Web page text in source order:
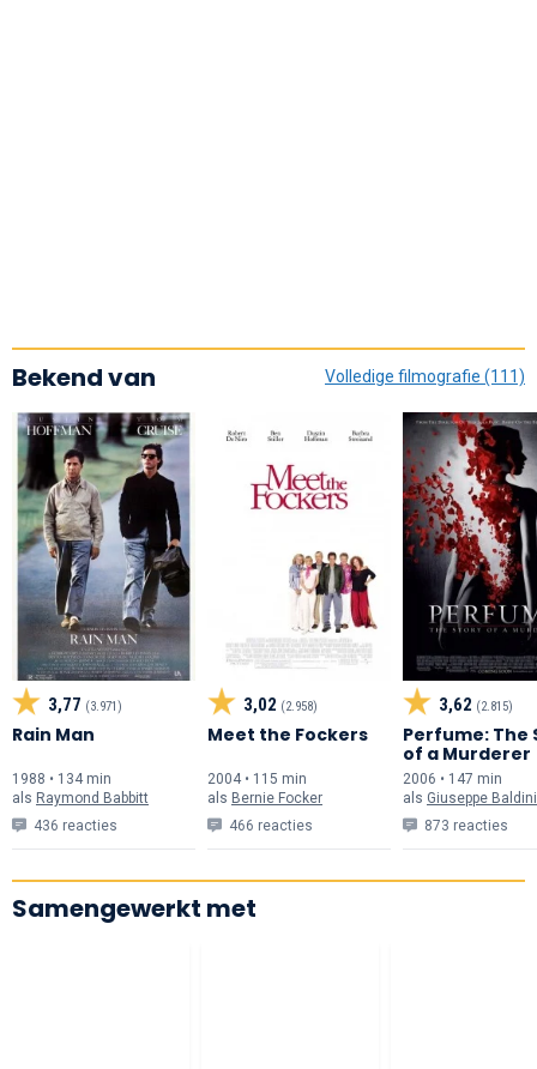
Bekend van Volledige filmografie (111)
3,77 (3.971)
Rain Man
1988 • 134 min
als Raymond Babbitt
436 reacties
3,02 (2.958)
Meet the Fockers
2004 • 115 min
als Bernie Focker
466 reacties
3,62 (2.815)
Perfume: The
of a Murderer
2006 • 147 min
als Giuseppe Baldini
873 reacties
Samengewerkt met